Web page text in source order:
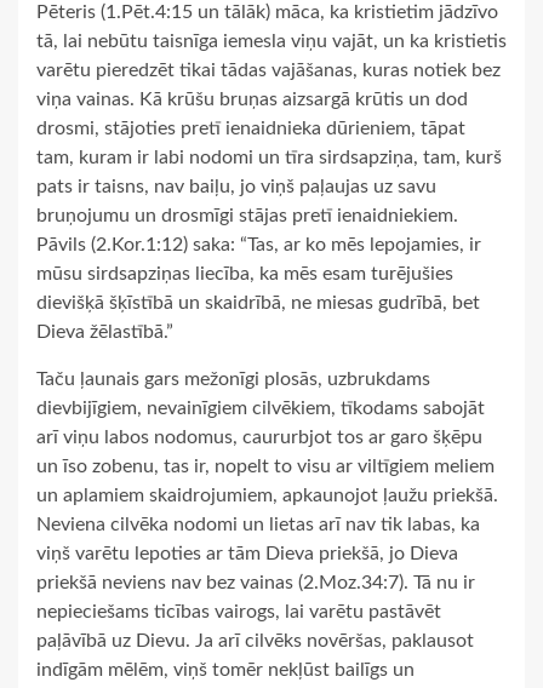
Pēteris (1.Pēt.4:15 un tālāk) māca, ka kristietim jādzīvo
tā, lai nebūtu taisnīga iemesla viņu vajāt, un ka kristietis
varētu pieredzēt tikai tādas vajāšanas, kuras notiek bez
viņa vainas. Kā krūšu bruņas aizsargā krūtis un dod
drosmi, stājoties pretī ienaidnieka dūrieniem, tāpat
tam, kuram ir labi nodomi un tīra sirdsapziņa, tam, kurš
pats ir taisns, nav baiļu, jo viņš paļaujas uz savu
bruņojumu un drosmīgi stājas pretī ienaidniekiem.
Pāvils (2.Kor.1:12) saka: “Tas, ar ko mēs lepojamies, ir
mūsu sirdsapziņas liecība, ka mēs esam turējušies
dievišķā šķīstībā un skaidrībā, ne miesas gudrībā, bet
Dieva žēlastībā.”
Taču ļaunais gars mežonīgi plosās, uzbrukdams
dievbijīgiem, nevainīgiem cilvēkiem, tīkodams sabojāt
arī viņu labos nodomus, caururbjot tos ar garo šķēpu
un īso zobenu, tas ir, nopelt to visu ar viltīgiem meliem
un aplamiem skaidrojumiem, apkaunojot ļaužu priekšā.
Neviena cilvēka nodomi un lietas arī nav tik labas, ka
viņš varētu lepoties ar tām Dieva priekšā, jo Dieva
priekšā neviens nav bez vainas (2.Moz.34:7). Tā nu ir
nepieciešams ticības vairogs, lai varētu pastāvēt
paļāvībā uz Dievu. Ja arī cilvēks novēršas, paklausot
indīgām mēlēm, viņš tomēr nekļūst bailīgs un